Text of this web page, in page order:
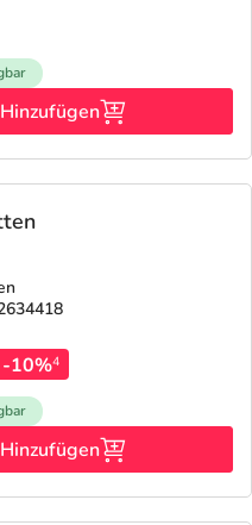
Hinzufügen
-10%4
Hinzufügen